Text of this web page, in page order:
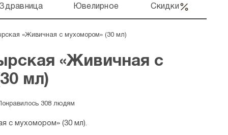
Ювелирное Скидки
«Живичная с мухомором» (30 мл)
«Живичная с
мл)
Понравилось 308 людям
с мухомором» (30 мл).